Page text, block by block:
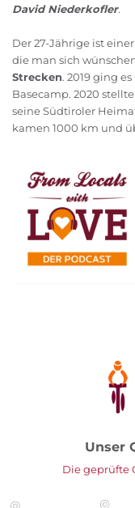
David Niederkofler.
Der 27-Jährige ist
die man sich
Strecken. 2019 ging
Basecamp. 2020
seine Südtiroler
kamen 1000 km und
Unser
Die geprüfte